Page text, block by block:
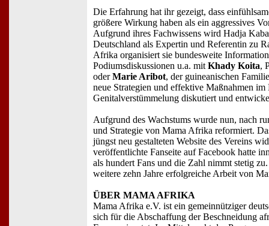
Die Erfahrung hat ihr gezeigt, dass
größere Wirkung haben als ein aggressives
Aufgrund ihres Fachwissens wird Hadja
Deutschland als Expertin und Referentin zu
Afrika organisiert sie bundesweite
Podiumsdiskussionen u.a. mit Khady Koita,
oderMarie Aribot, der guineanischen
neue Strategien und effektive Maßnahmen
Genitalverstümmelung diskutiert und
Aufgrund des Wachstums wurde nun, nach
und Strategie von Mama Afrika reformiert.
jüngst neu gestalteten Website des Vereins
veröffentlichte Fanseite auf Facebook hatte
als hundert Fans und die Zahl nimmt stetig
weitere zehn Jahre erfolgreiche Arbeit von
ÜBER MAMA AFRIKA
Mama Afrika e.V. ist ein gemeinnütziger
sich für die Abschaffung der Beschneidung